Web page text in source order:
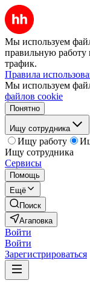
Мы используем
правильную работу
трафик.
Правила
Мы используем
файлов cookie
Понятно
Ищу сотрудника
Ищу работу
Ищу сотрудника
Сервисы
Помощь
Ещё
Поиск
Агаповка
Войти
Войти
Зарегистрироваться